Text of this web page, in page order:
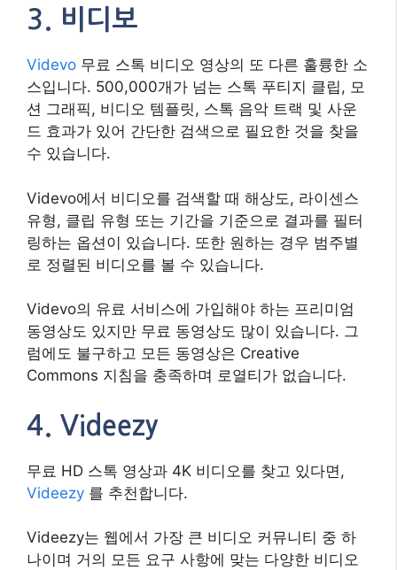
3. 비디보
Videvo 무료 스톡 비디오 영상의 또 다른 훌륭한 소
스입니다. 500,000개가 넘는 스톡 푸티지 클립, 모
션 그래픽, 비디오 템플릿, 스톡 음악 트랙 및 사운
드 효과가 있어 간단한 검색으로 필요한 것을 찾을
수 있습니다.
Videvo에서 비디오를 검색할 때 해상도, 라이센스
유형, 클립 유형 또는 기간을 기준으로 결과를 필터
링하는 옵션이 있습니다. 또한 원하는 경우 범주별
로 정렬된 비디오를 볼 수 있습니다.
Videvo의 유료 서비스에 가입해야 하는 프리미엄
동영상도 있지만 무료 동영상도 많이 있습니다. 그
럼에도 불구하고 모든 동영상은 Creative
Commons 지침을 충족하며 로열티가 없습니다.
4. Videezy
무료 HD 스톡 영상과 4K 비디오를 찾고 있다면,
Videezy 를 추천합니다.
Videezy는 웹에서 가장 큰 비디오 커뮤니티 중 하
나이며 거의 모든 요구 사항에 맞는 다양한 비디오